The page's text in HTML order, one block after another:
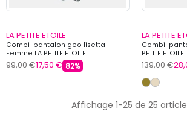
LA PETITE ETOILE
Combi-pantalon geo lisetta
Femme LA PETITE ETOILE
99,00 €17,50 € 82%
LA PETITE
Combi-
PETITE ETOILE
139,00 €
Affichage 1-25 de 25